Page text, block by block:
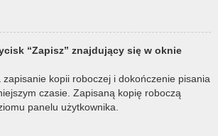
“Zapisz” znajdujący się w oknie
kopii roboczej i dokończenie pisania
czasie. Zapisaną kopię roboczą
panelu użytkownika.